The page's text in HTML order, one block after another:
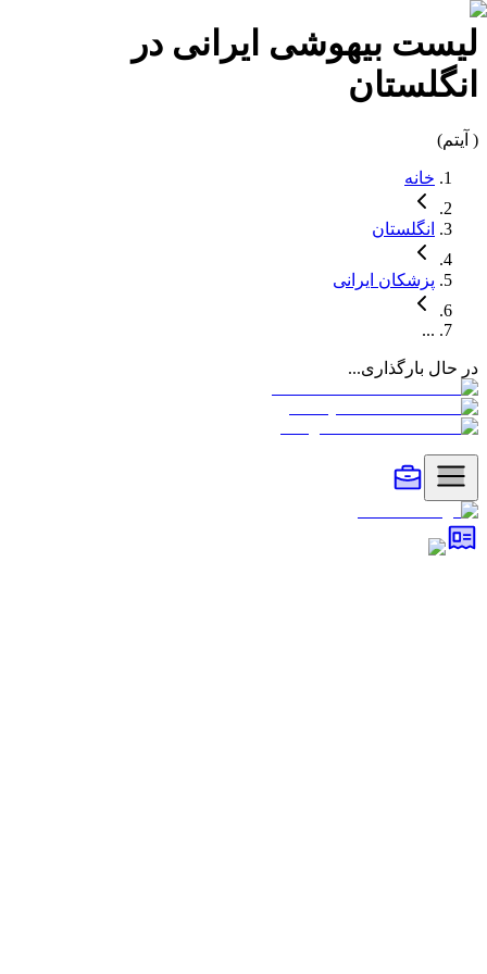
لیست بیهوشی ایرانی در
انگلستان
( آیتم)
خانه
انگلستان
پزشکان ایرانی
...
در حال بارگذاری...